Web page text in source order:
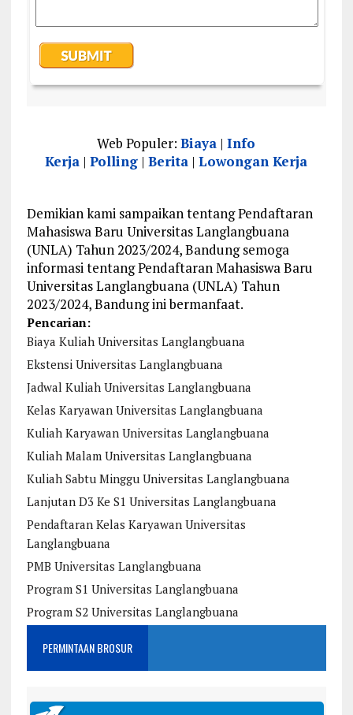
Web Populer:Biaya |Info
Kerja |Polling |Berita |Lowongan Kerja
Demikian kami sampaikan tentang Pendaftaran
Mahasiswa Baru Universitas Langlangbuana
(UNLA) Tahun 2023/2024, Bandung semoga
informasi tentang Pendaftaran Mahasiswa Baru
Universitas Langlangbuana (UNLA) Tahun
2023/2024, Bandung ini bermanfaat.
Pencarian:
Biaya Kuliah Universitas Langlangbuana
Ekstensi Universitas Langlangbuana
Jadwal Kuliah Universitas Langlangbuana
Kelas Karyawan Universitas Langlangbuana
Kuliah Karyawan Universitas Langlangbuana
Kuliah Malam Universitas Langlangbuana
Kuliah Sabtu Minggu Universitas Langlangbuana
Lanjutan D3 Ke S1 Universitas Langlangbuana
Pendaftaran Kelas Karyawan Universitas
Langlangbuana
PMB Universitas Langlangbuana
Program S1 Universitas Langlangbuana
Program S2 Universitas Langlangbuana
PERMINTAAN BROSUR